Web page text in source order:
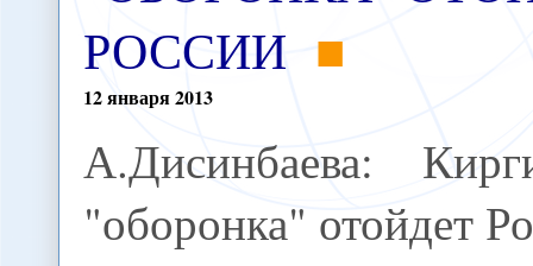
РОССИИ
12января2013
А.Дисинбаева:
"оборонка" отойдет